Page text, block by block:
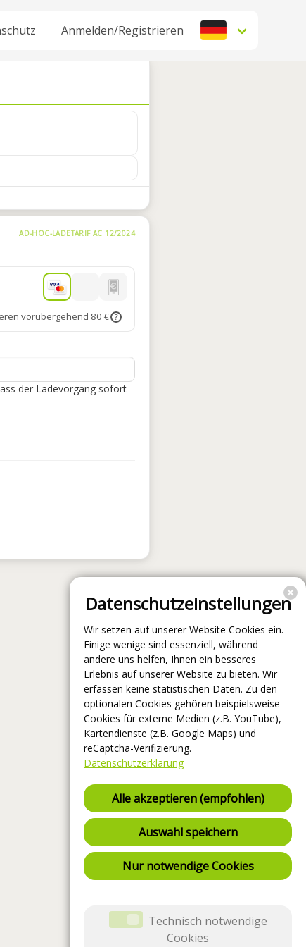
Anmelden/Registrieren
AD-HOC-LADETARIF AC 12/2024
vorübergehend 80 € ?
der Ladevorgang sofort
Datenschutzeinstellungen
Wir setzen auf unserer Website Cookies ein.
Einige wenige sind essenziell, während
andere uns helfen, Ihnen ein besseres
Erlebnis auf unserer Website zu bieten. Wir
erfassen keine statistischen Daten. Zu den
optionalen Cookies gehören beispielsweise
Cookies für externe Medien (z.B. YouTube),
Kartendienste (z.B. Google Maps) und
reCaptcha-Verifizierung.
Datenschutzerklärung
Alle akzeptieren (empfohlen)
Auswahl speichern
Nur notwendige Cookies
Technisch notwendige
Cookies